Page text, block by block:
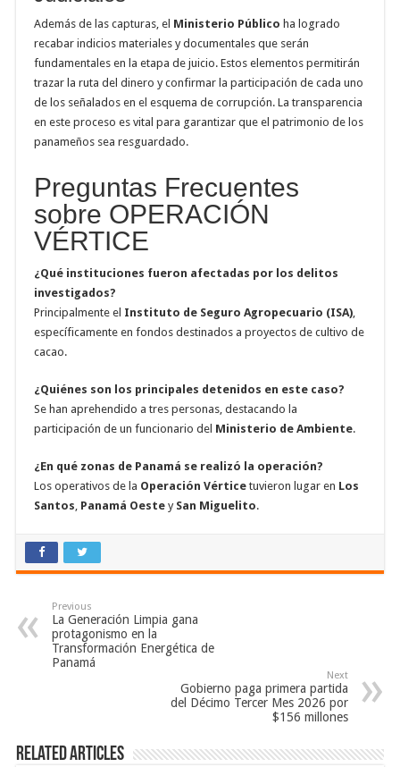
Además de las capturas, el Ministerio Público ha logrado
recabar indicios materiales y documentales que serán
fundamentales en la etapa de juicio. Estos elementos permitirán
trazar la ruta del dinero y confirmar la participación de cada uno
de los señalados en el esquema de corrupción. La transparencia
en este proceso es vital para garantizar que el patrimonio de los
panameños sea resguardado.
Preguntas Frecuentes
sobre OPERACIÓN
VÉRTICE
¿Qué instituciones fueron afectadas por los delitos
investigados?
Principalmente el Instituto de Seguro Agropecuario (ISA)
específicamente en fondos destinados a proyectos de cultivo de
cacao.
¿Quiénes son los principales detenidos en este caso?
Se han aprehendido a tres personas, destacando la
participación de un funcionario del Ministerio de Ambiente.
¿En qué zonas de Panamá se realizó la operación?
Los operativos de la Operación Vértice tuvieron lugar en Los
Santos Panamá Oeste y San Miguelito.
Previous
La Generación Limpia gana
protagonismo en la
Transformación Energética de
Panamá
Next
Gobierno paga primera partida
del Décimo Tercer Mes 2026 por
$156 millones
Related Articles